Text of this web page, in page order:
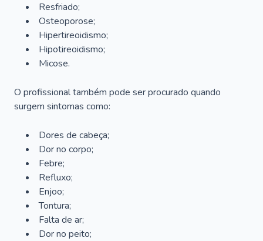
Resfriado;
Osteoporose;
Hipertireoidismo;
Hipotireoidismo;
Micose.
O profissional também pode ser procurado quando
surgem sintomas como:
Dores de cabeça;
Dor no corpo;
Febre;
Refluxo;
Enjoo;
Tontura;
Falta de ar;
Dor no peito;